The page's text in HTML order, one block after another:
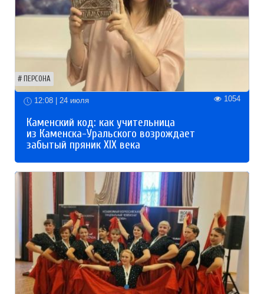
ПЕРСОНА
12:08 | 24 июля 1054
Каменский код: как учительница
из Каменска-Уральского возрождает
забытый пряник XIX века